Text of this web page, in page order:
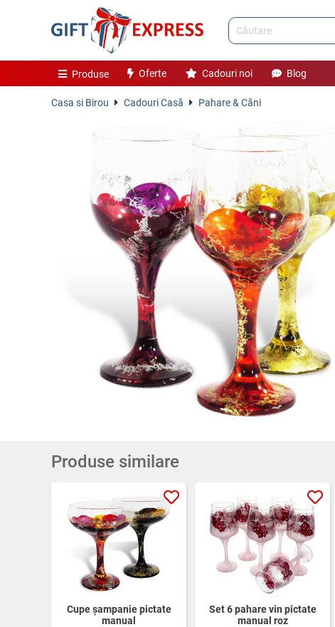
Produse Oferte Cadouri noi Blog
Casa si Birou Cadouri Casă Pahare & Căni
Produse similare
Cupe şampanie pictate
manual
Set 6 pahare vin pictate
manual roz